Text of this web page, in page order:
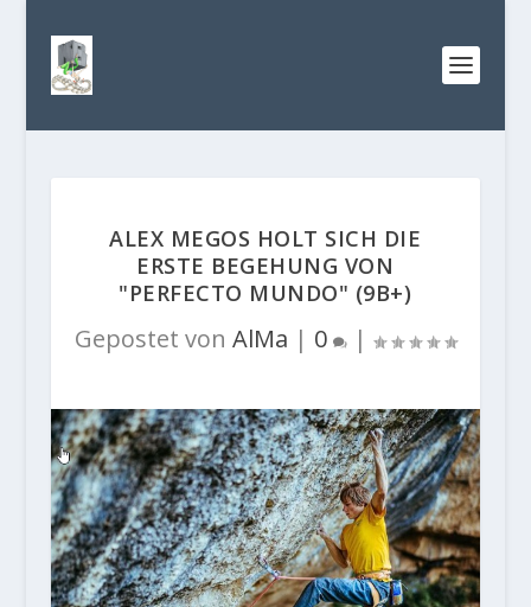
ALEX MEGOS HOLT SICH DIE
ERSTE BEGEHUNG VON
"PERFECTO MUNDO" (9B+)
Gepostet von AlMa | 0 |